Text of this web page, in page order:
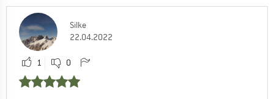
Silke
22.04.2022
1 0